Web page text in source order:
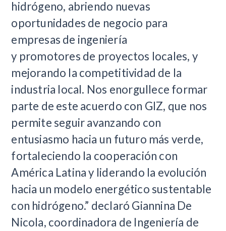
hidrógeno, abriendo nuevas
oportunidades de negocio para
empresas de ingeniería
y promotores de proyectos locales, y
mejorando la competitividad de la
industria local. Nos enorgullece formar
parte de este acuerdo con GIZ, que nos
permite seguir avanzando con
entusiasmo hacia un futuro más verde,
fortaleciendo la cooperación con
América Latina y liderando la evolución
hacia un modelo energético sustentable
con hidrógeno.” declaró Giannina De
Nicola, coordinadora de Ingeniería de